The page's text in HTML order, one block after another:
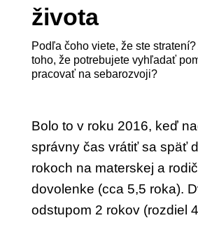
života
Podľa čoho viete, že ste
toho, že potrebujete vyhľadať
pracovať na sebarozvoji?
Bolo to v roku 2016, keď
správny čas vrátiť sa späť
rokoch na materskej a
dovolenke (cca 5,5 roka).
odstupom 2 rokov (rozdiel